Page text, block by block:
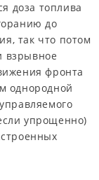
доза топлива
до
так что потом
взрывное
фронта
однородной
упрощенно)